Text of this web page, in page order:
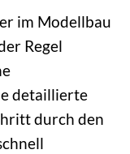
im Modellbau
Regel
detaillierte
durch den